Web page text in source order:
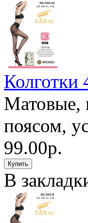
Матовые,
поясом,
99.00р.
В